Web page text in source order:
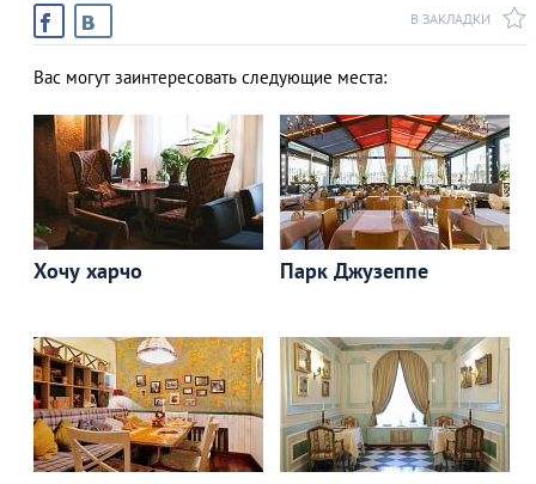
В ЗАКЛАДКИ
Вас могут заинтересовать следующие места:
Хочу харчо Парк Джузеппе